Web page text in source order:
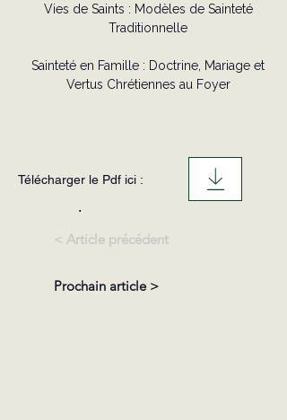
Vies de Saints : Modèles de Sainteté
Traditionnelle
Sainteté en Famille : Doctrine, Mariage et
Vertus Chrétiennes au Foyer
Télécharger le Pdf ici :
.
< Article précédent
Prochain article >